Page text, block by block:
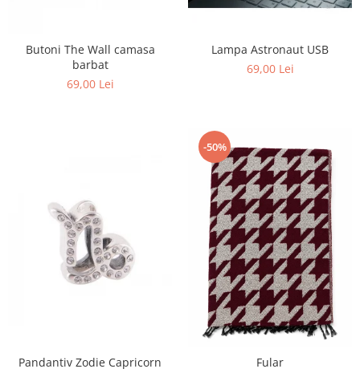
Butoni The Wall camasa
barbat
69,00 Lei
Lampa Astronaut USB
69,00 Lei
Pandantiv Zodie Capricorn
-50%
Fular